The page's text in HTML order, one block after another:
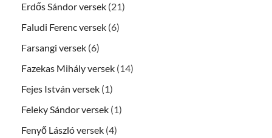
Erdős Sándor versek (21)
Faludi Ferenc versek (6)
Farsangi versek (6)
Fazekas Mihály versek (14)
Fejes István versek (1)
Feleky Sándor versek (1)
Fenyő László versek (4)